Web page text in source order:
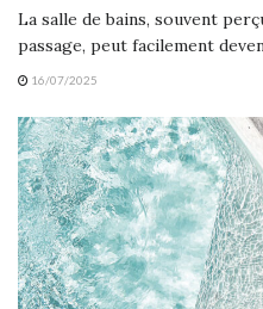
La salle de bains, souvent
passage, peut facilement
16/07/2025